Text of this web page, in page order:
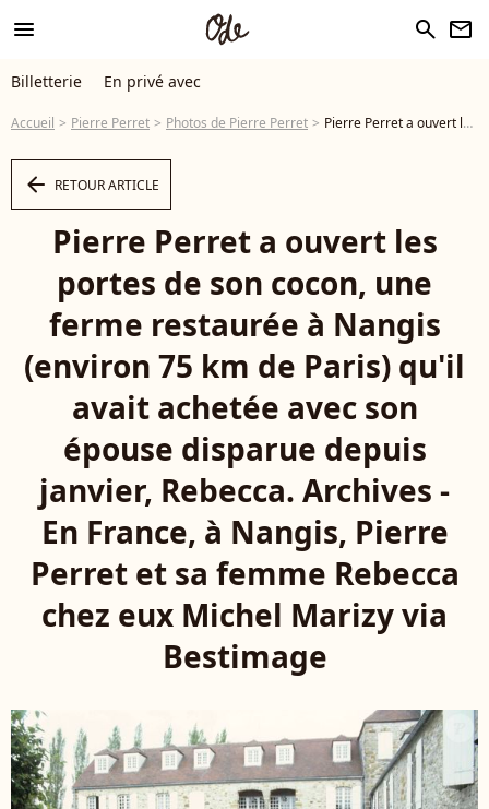
menu search newsletter
Billetterie En privé avec
Accueil Pierre Perret Photos de Pierre Perret Pierre Perret a ouvert les portes de son cocon, une ferme restaurée à Nangis (environ 75 km de Paris) qu'il avait achetée avec son épouse disparue depuis janvier, Rebecca. Archives - En France, à Nangis, Pierre Perret et sa femme Rebecca chez eux Michel Marizy via Bestimage - Photo
arrow_left RETOUR ARTICLE
Pierre Perret a ouvert les
portes de son cocon, une
ferme restaurée à Nangis
(environ 75 km de Paris) qu'il
avait achetée avec son
épouse disparue depuis
janvier, Rebecca. Archives -
En France, à Nangis, Pierre
Perret et sa femme Rebecca
chez eux Michel Marizy via
Bestimage